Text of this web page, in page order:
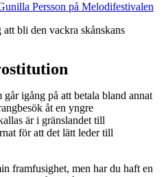
Persson på Melodifestivalen
bli den vackra skånskans
igång på att betala bland annat
åt en yngre
är i gränslandet till
för att det lätt leder till
framfusighet, men har du haft en